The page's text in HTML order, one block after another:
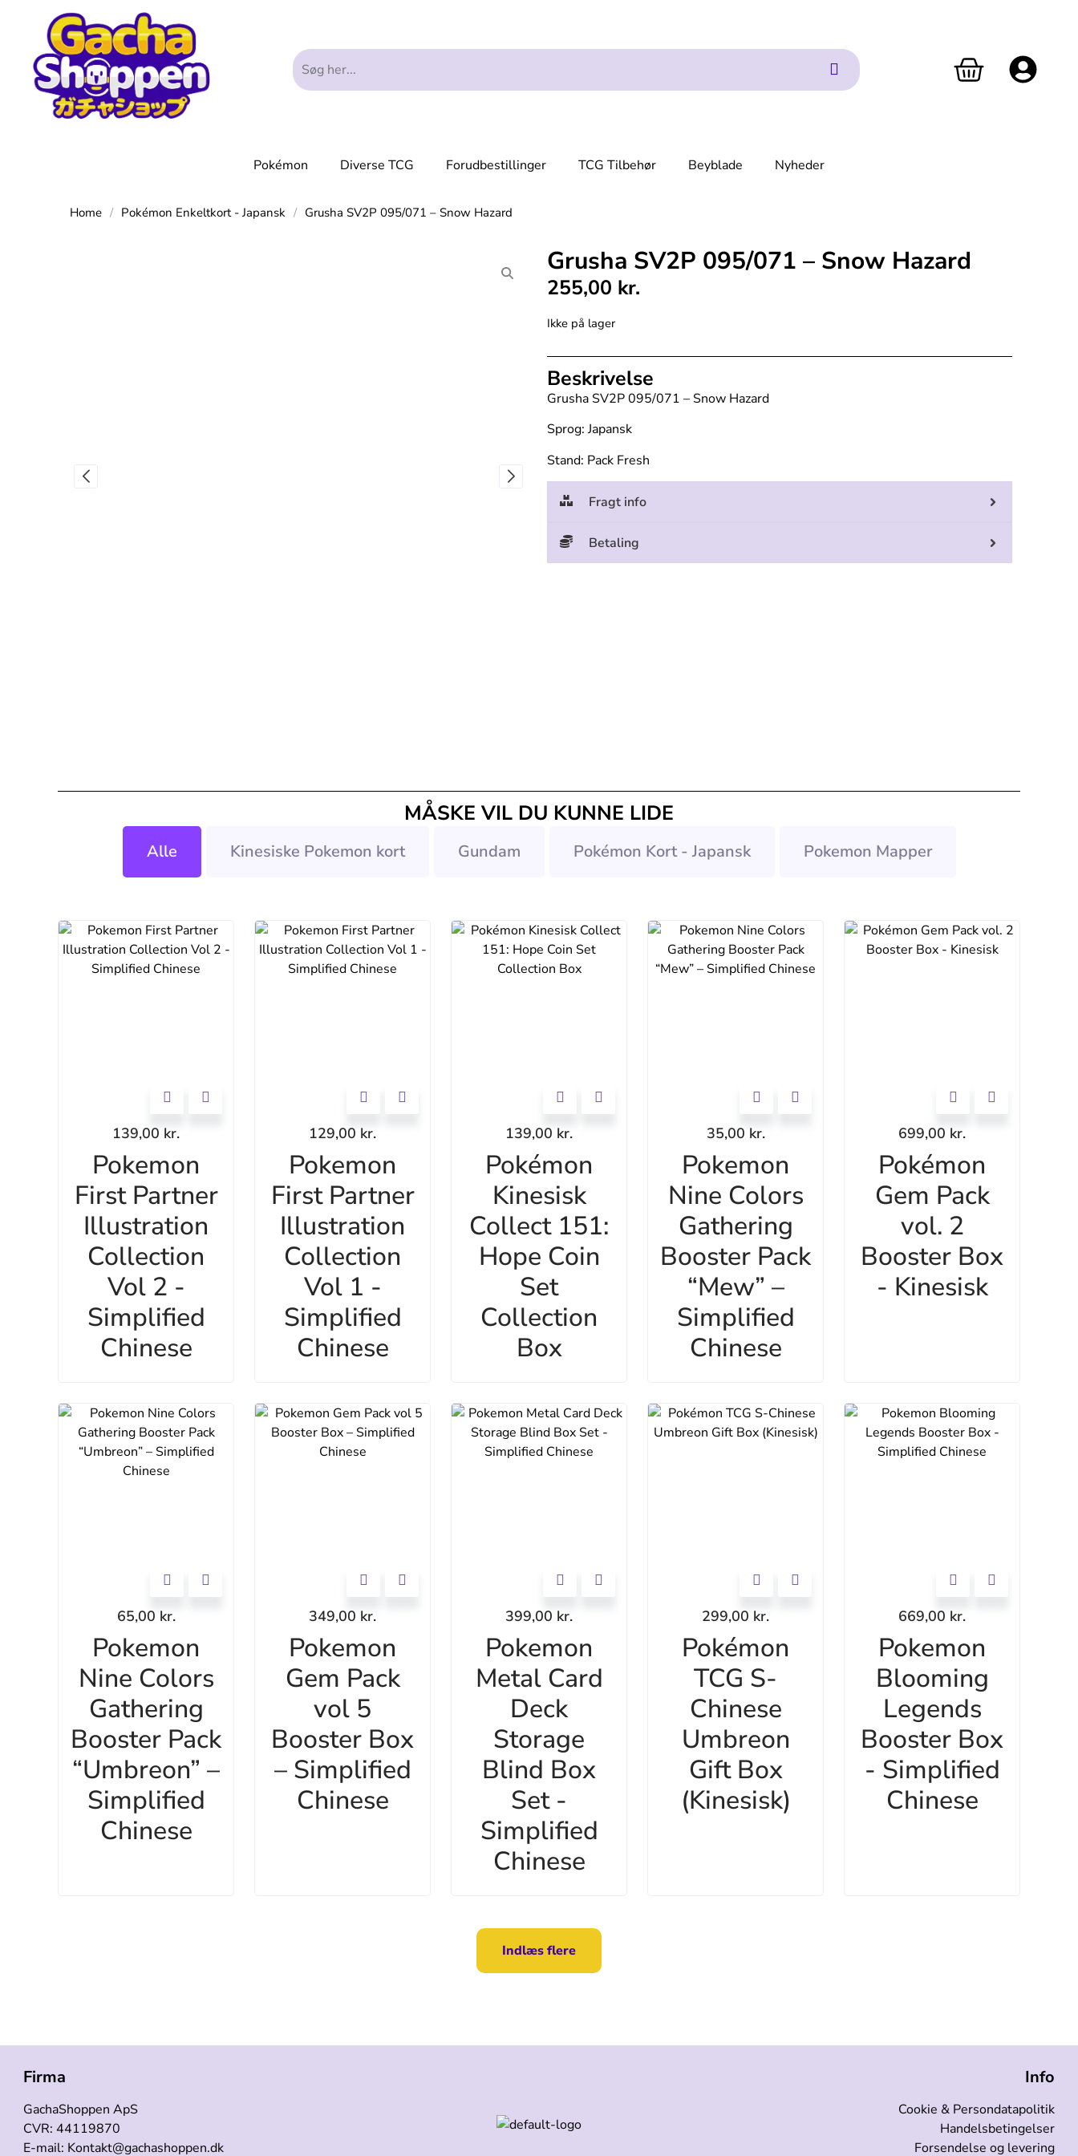
Pokémon Diverse TCG Forudbestillinger TCG Tilbehør Beyblade Nyheder
Home / Pokémon Enkeltkort - Japansk / Grusha SV2P 095/071 – Snow Hazard
Grusha SV2P 095/071 – Snow Hazard
255,00 kr.
Ikke på lager
Beskrivelse
Grusha SV2P 095/071 – Snow Hazard
Sprog: Japansk
Stand: Pack Fresh
Fragt info
Betaling
MÅSKE VIL DU KUNNE LIDE
Alle Kinesiske Pokemon kort Gundam Pokémon Kort - Japansk Pokemon Mapper
139,00 kr.
Pokemon
First Partner
Illustration
Collection
Vol 2 -
Simplified
Chinese
129,00 kr.
Pokemon
First Partner
Illustration
Collection
Vol 1 -
Simplified
Chinese
139,00 kr.
Pokémon
Kinesisk
Collect 151:
Hope Coin
Set
Collection
Box
35,00 kr.
Pokemon
Nine Colors
Gathering
Booster Pack
“Mew” –
Simplified
Chinese
699,00 kr.
Pokémon
Gem Pack
vol. 2
Booster Box
- Kinesisk
65,00 kr.
Pokemon
Nine Colors
Gathering
Booster Pack
“Umbreon” –
Simplified
Chinese
349,00 kr.
Pokemon
Gem Pack
vol 5
Booster Box
– Simplified
Chinese
399,00 kr.
Pokemon
Metal Card
Deck
Storage
Blind Box
Set -
Simplified
Chinese
299,00 kr.
Pokémon
TCG S-
Chinese
Umbreon
Gift Box
(Kinesisk)
669,00 kr.
Pokemon
Blooming
Legends
Booster Box
- Simplified
Chinese
Indlæs flere
Firma
GachaShoppen ApS
CVR: 44119870
E-mail: Kontakt@gachashoppen.dk
Info
Cookie & Persondatapolitik
Handelsbetingelser
Forsendelse og levering